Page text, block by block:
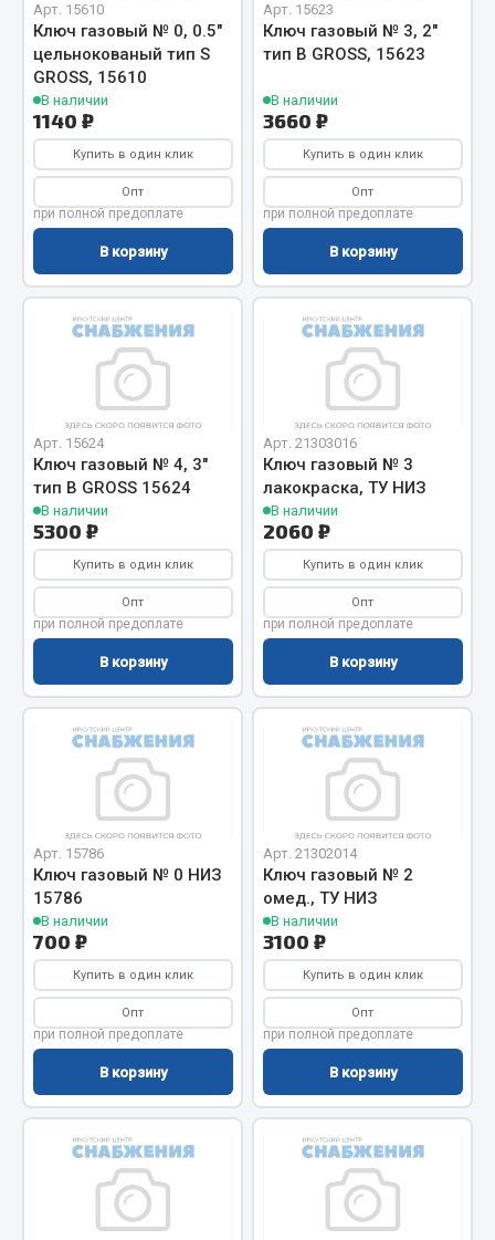
Измерительный инструмент
Крепежный инструмент
Режущий инструмент
Силовое оборудование
Слесарный инструмент
Столярный инструмент
Показать ещё
Весь раздел
Цепи подъёмные
Весь раздел
РТИ
Кольца уплотнительные
Лента конвейерная
Манжеты
Паронит
Патрубки
Прокладки
Показать ещё
Весь раздел
Автомобильная электрика
Автолампы
Блоки реле и предохранителей
Вилки нагрузочные
Выключатели и переключатели клавишные
Выключатели кнопочные
Выключатель массы
Изолента
Показать ещё
Весь раздел
Арт. 15610
Ключ газовый № 0, 0.5"
цельнокованый тип S
GROSS, 15610
В наличии
1140 ₽
Купить в один клик
Опт
при полной предоплате
В корзину
Арт. 15623
Ключ газовый № 3, 2"
тип В GROSS, 15623
В наличии
3660 ₽
Купить в один клик
Опт
при полной предоплате
В корзину
Арт. 15624
Ключ газовый № 4, 3"
тип В GROSS 15624
В наличии
5300 ₽
Купить в один клик
Опт
при полной предоплате
В корзину
Арт. 21303016
Ключ газовый № 3
лакокраска, ТУ НИЗ
В наличии
2060 ₽
Купить в один клик
Опт
при полной предоплате
В корзину
Арт. 15786
Ключ газовый № 0 НИЗ
15786
В наличии
700 ₽
Купить в один клик
Опт
при полной предоплате
В корзину
Арт. 21302014
Ключ газовый № 2
омед., ТУ НИЗ
В наличии
3100 ₽
Купить в один клик
Опт
при полной предоплате
В корзину